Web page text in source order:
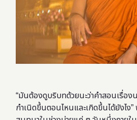
“มันต้องดูบริบทด้วยนะว่าคำสอนเรื่อ
กำเนิดขึ้นตอนไหนและเกิดขึ้นได้ยังไง